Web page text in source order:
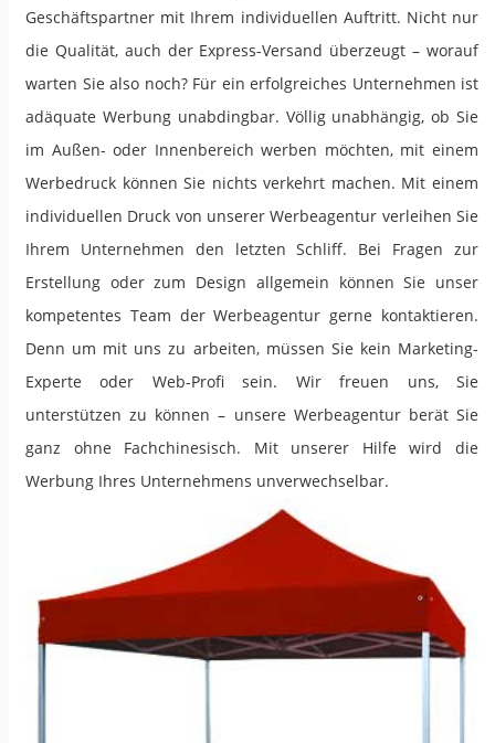
Geschäftspartner mit Ihrem individuellen Auftritt. Nicht nur
die Qualität, auch der Express-Versand überzeugt – worauf
warten Sie also noch? Für ein erfolgreiches Unternehmen ist
adäquate Werbung unabdingbar. Völlig unabhängig, ob Sie
im Außen- oder Innenbereich werben möchten, mit einem
Werbedruck können Sie nichts verkehrt machen. Mit einem
individuellen Druck von unserer Werbeagentur verleihen Sie
Ihrem Unternehmen den letzten Schliff. Bei Fragen zur
Erstellung oder zum Design allgemein können Sie unser
kompetentes Team der Werbeagentur gerne kontaktieren.
Denn um mit uns zu arbeiten, müssen Sie kein Marketing-
Experte oder Web-Profi sein. Wir freuen uns, Sie
unterstützen zu können – unsere Werbeagentur berät Sie
ganz ohne Fachchinesisch. Mit unserer Hilfe wird die
Werbung Ihres Unternehmens unverwechselbar.